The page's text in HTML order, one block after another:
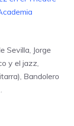
Sevilla, Jorge
y el jazz,
Bandolero